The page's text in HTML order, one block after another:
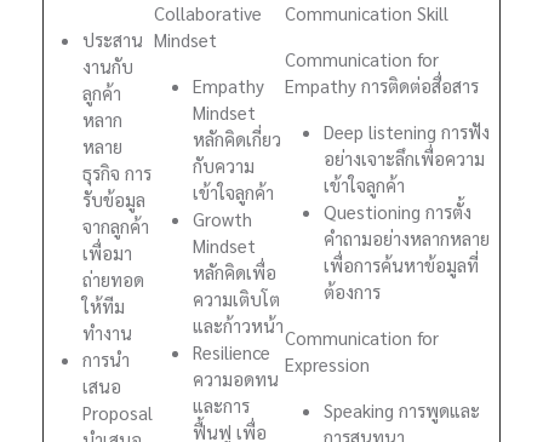
ประสาน
งานกับ
ลูกค้า
หลาก
หลาย
ธุรกิจ การ
รับข้อมูล
จากลูกค้า
เพื่อมา
ถ่ายทอด
ให้ทีม
ทำงาน
การนำ
เสนอ
Proposal
Collaborative
Mindset
Empathy
Mindset
หลักคิดเกี่ยว
กับความ
เข้าใจลูกค้า
Growth
Mindset
หลักคิดเพื่อ
ความเติบโต
และก้าวหน้า
Resilience
ความอดทน
และการ
ฟื้นฟู เพื่อ
Communication Skill
Communication for
Empathy การติดต่อสื่อสาร
Deep listening การฟัง
อย่างเจาะลึกเพื่อความ
เข้าใจลูกค้า
Questioning การตั้ง
คำถามอย่างหลากหลาย
เพื่อการค้นหาข้อมูลที่
ต้องการ
Communication for
Expression
Speaking การพูดและ
การสนทนา